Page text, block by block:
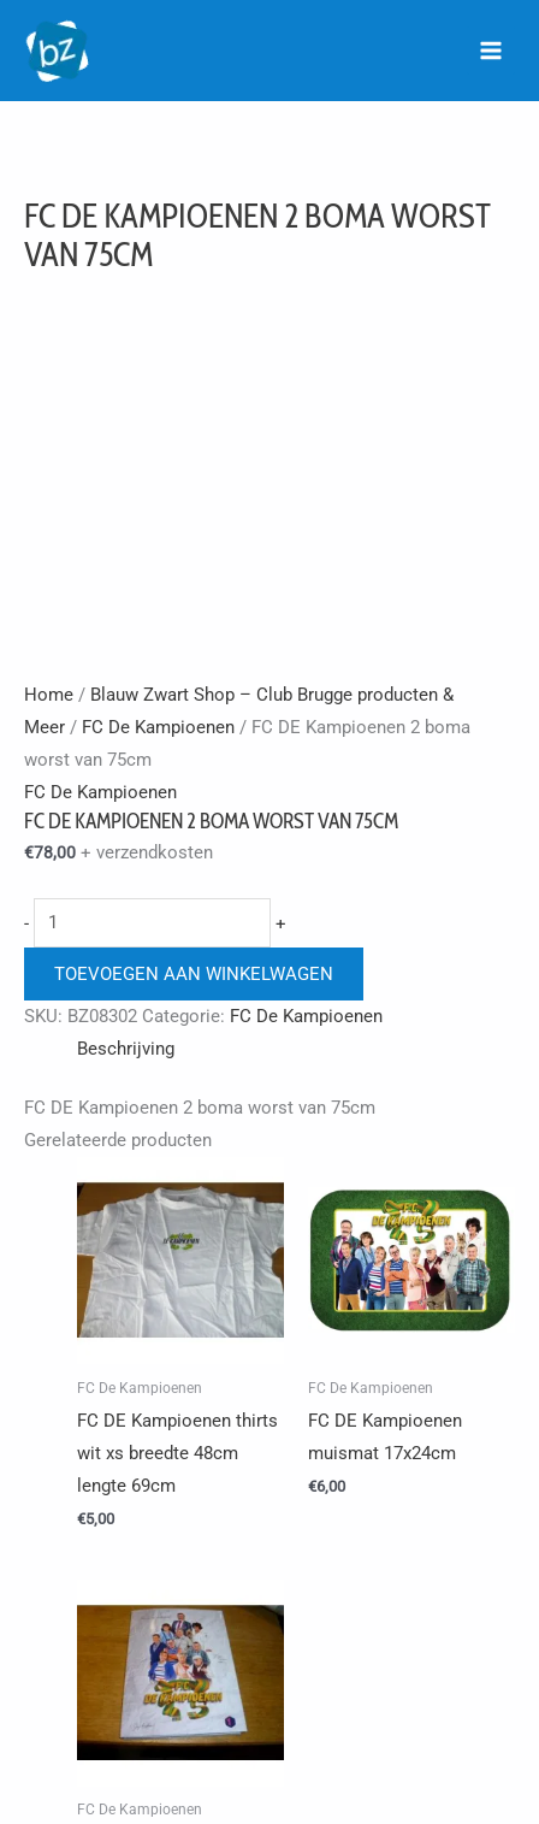
naar
FC DE KAMPIOENEN 2 BOMA WORST
VAN 75CM
Home / Blauw Zwart Shop – Club Brugge producten &
Meer / FC De Kampioenen / FC DE Kampioenen 2 boma
worst van 75cm
FC De Kampioenen
FC DE KAMPIOENEN 2 BOMA WORST VAN 75CM
€78,00 + verzendkosten
-
FC
DE
Kampioenen
2
van
75cm
+
TOEVOEGEN AAN WINKELWAGEN
SKU: BZ08302 Categorie: FC De Kampioenen
Beschrijving
FC DE Kampioenen 2 boma worst van 75cm
Gerelateerde producten
FC De Kampioenen
FC DE Kampioenen thirts
wit xs breedte 48cm
lengte 69cm
€5,00
FC De Kampioenen
FC DE Kampioenen
muismat 17x24cm
€6,00
FC De Kampioenen